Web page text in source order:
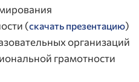
(скачать презентацию)
организаций
грамотности